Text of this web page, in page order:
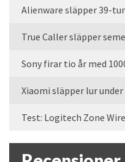
Alienware släpper 39-
True Caller släpper
Sony firar tio år med
Xiaomi släpper lur
Test: Logitech Zone